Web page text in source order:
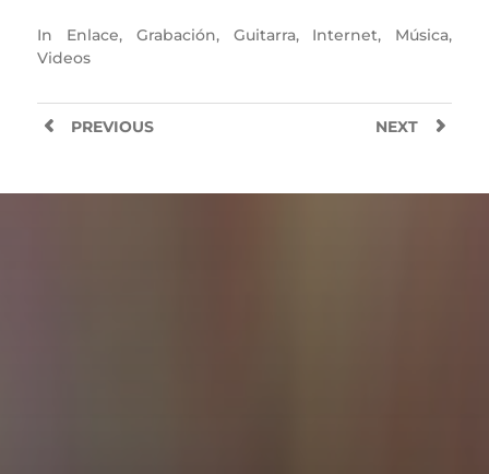
In Enlace, Grabación, Guitarra, Internet, Música,
Videos
NEXT
PREVIOUS